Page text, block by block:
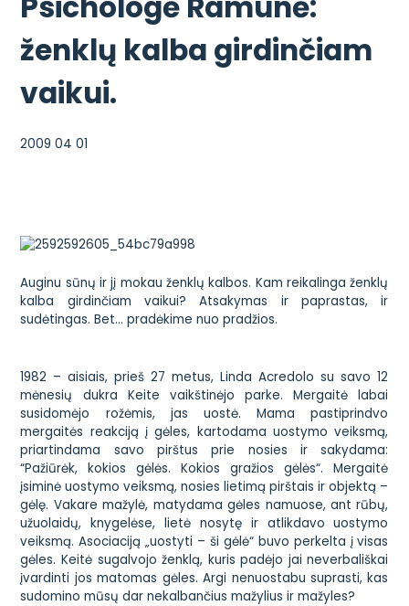
ženklų kalba girdinčiam
vaikui.
2009 04 01
Auginu sūnų ir jį mokau ženklų kalbos. Kam reikalinga ženklų
kalba girdinčiam vaikui? Atsakymas ir paprastas, ir
sudėtingas. Bet… pradėkime nuo pradžios.
1982 – aisiais, prieš 27 metus, Linda Acredolo su savo 12
mėnesių dukra Keite vaikštinėjo parke. Mergaitė labai
susidomėjo rožėmis, jas uostė. Mama pastiprindvo
mergaitės reakciją į gėles, kartodama uostymo veiksmą,
priartindama savo pirštus prie nosies ir sakydama:
“Pažiūrėk, kokios gėlės. Kokios gražios gėlės“. Mergaitė
įsiminė uostymo veiksmą, nosies lietimą pirštais ir objektą –
gėlę. Vakare mažylė, matydama gėles namuose, ant rūbų,
užuolaidų, knygelėse, lietė nosytę ir atlikdavo uostymo
veiksmą. Asociaciją „uostyti – ši gėlė“ buvo perkelta į visas
gėles. Keitė sugalvojo ženklą, kuris padėjo jai neverbališkai
įvardinti jos matomas gėles. Argi nenuostabu suprasti, kas
sudomino mūsų dar nekalbančius mažylius ir mažyles?